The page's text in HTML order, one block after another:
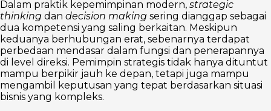
Dalam praktik kepemimpinan modern, strategic
thinking dan decision making sering dianggap sebagai
dua kompetensi yang saling berkaitan. Meskipun
keduanya berhubungan erat, sebenarnya terdapat
perbedaan mendasar dalam fungsi dan penerapannya
di level direksi. Pemimpin strategis tidak hanya dituntut
mampu berpikir jauh ke depan, tetapi juga mampu
mengambil keputusan yang tepat berdasarkan situasi
bisnis yang kompleks.